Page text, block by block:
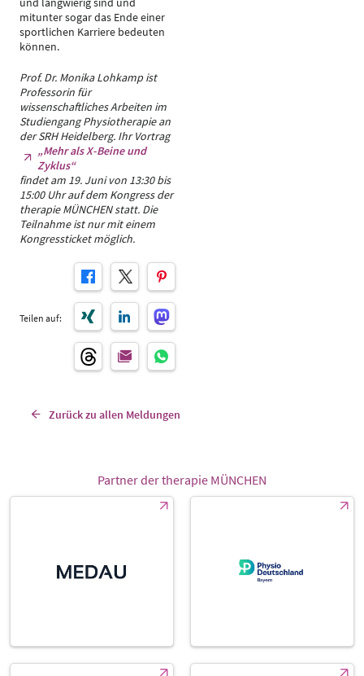
mitunter sogar das Ende einer
sportlichen Karriere bedeuten
können.
Prof. Dr. Monika Lohkamp ist
Professorin für
wissenschaftliches Arbeiten im
Studiengang Physiotherapie an
der SRH Heidelberg. Ihr Vortrag
„Mehr als X-Beine und
Zyklus“
findet am 19. Juni von 13:30 bis
15:00 Uhr auf dem Kongress der
therapie MÜNCHEN statt. Die
Teilnahme ist nur mit einem
Kongressticket möglich.
Teilen auf:
Zurück zu allen Meldungen
Partner der therapie MÜNCHEN